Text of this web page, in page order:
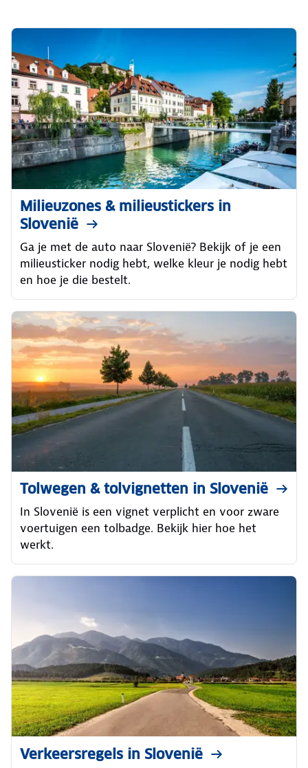
Milieuzones & milieustickers in
Slovenië
Ga je met de auto naar Slovenië? Bekijk of je een
milieusticker nodig hebt, welke kleur je nodig hebt
en hoe je die bestelt.
Tolwegen & tolvignetten in Slovenië
In Slovenië is een vignet verplicht en voor zware
voertuigen een tolbadge. Bekijk hier hoe het
werkt.
Verkeersregels in Slovenië